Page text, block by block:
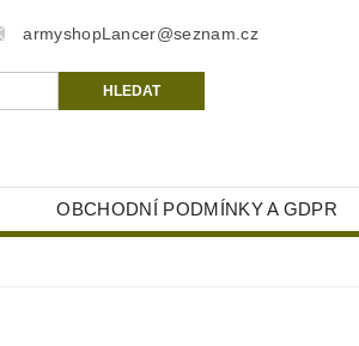
armyshopLancer@seznam.cz
OBCHODNÍ PODMÍNKY A GDPR